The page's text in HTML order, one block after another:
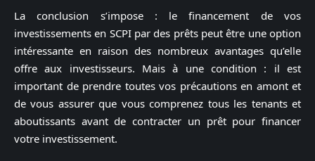
La conclusion s’impose : le financement de vos
investissements en SCPI par des prêts peut être une option
intéressante en raison des nombreux avantages qu’elle
offre aux investisseurs. Mais à une condition : il est
important de prendre toutes vos précautions en amont et
de vous assurer que vous comprenez tous les tenants et
aboutissants avant de contracter un prêt pour financer
votre investissement.